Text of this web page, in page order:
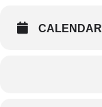
CALENDAR